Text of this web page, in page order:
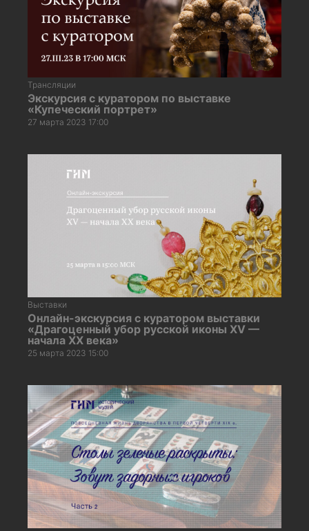
Трансляции
Экскурсия с куратором по выставке
«Купеческий портрет»
27 марта 2023 17:00
Выставки
Онлайн-экскурсия с куратором выставки
«Драгоценный убор русской иконы XV —
начала XX века»
25 марта 2023 15:00